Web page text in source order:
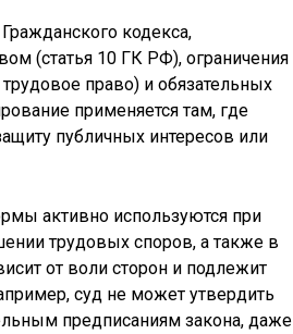
кодекса,
(статья 10 ГК РФ), ограничения
право) и обязательных
применяется там, где
публичных интересов или
активно используются при
трудовых споров, а также в
от воли сторон и подлежит
суд не может утвердить
предписаниям закона, даже